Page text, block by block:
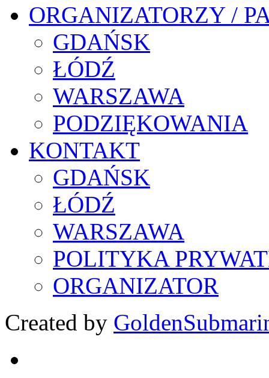
ORGANIZATORZY /
GDAŃSK
ŁÓDŹ
WARSZAWA
PODZIĘKOWANIA
KONTAKT
GDAŃSK
ŁÓDŹ
WARSZAWA
POLITYKA
ORGANIZATOR
Created by